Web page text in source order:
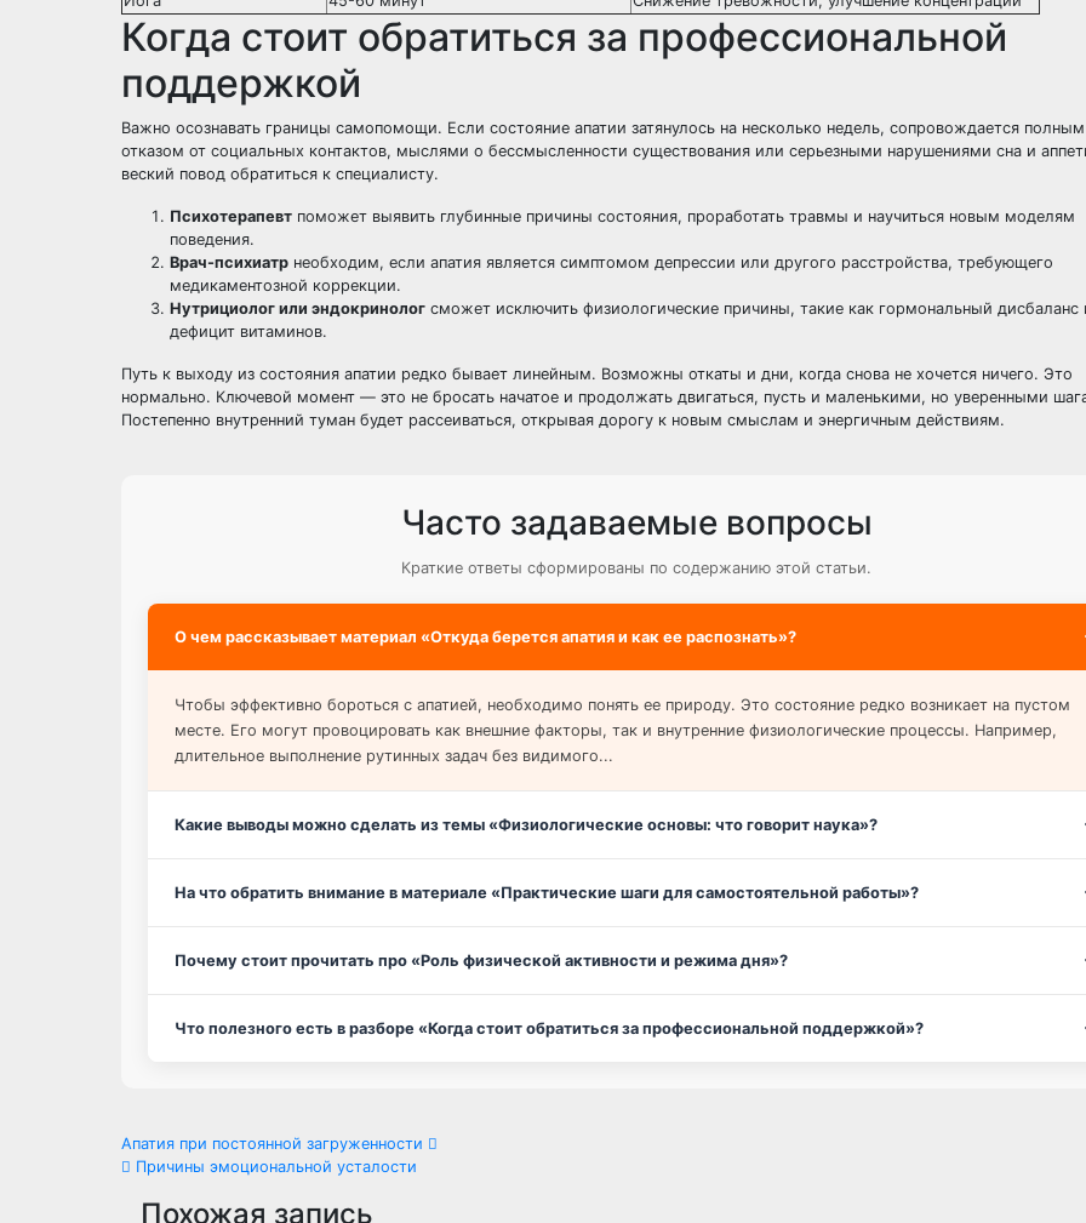
Когда стоит обратиться за профессиональной
поддержкой
Важно осознавать границы самопомощи. Если состояние апатии затянулось на несколько недель, сопровождается полным
отказом от социальных контактов, мыслями о бессмысленности существования или серьезными нарушениями сна и
веский повод обратиться к специалисту.
Психотерапевт поможет выявить глубинные причины состояния, проработать травмы и научиться новым моделям
поведения.
Врач-психиатр необходим, если апатия является симптомом депрессии или другого расстройства, требующего
медикаментозной коррекции.
Нутрициолог или эндокринолог сможет исключить физиологические причины, такие как гормональный дисбаланс
дефицит витаминов.
Путь к выходу из состояния апатии редко бывает линейным. Возможны откаты и дни, когда снова не хочется ничего. Это
нормально. Ключевой момент — это не бросать начатое и продолжать двигаться, пусть и маленькими, но уверенными
Постепенно внутренний туман будет рассеиваться, открывая дорогу к новым смыслам и энергичным действиям.
Часто задаваемые вопросы
Краткие ответы сформированы по содержанию этой статьи.
О чем рассказывает материал «Откуда берется апатия и как ее распознать»?
Чтобы эффективно бороться с апатией, необходимо понять ее природу. Это состояние редко возникает на пустом
месте. Его могут провоцировать как внешние факторы, так и внутренние физиологические процессы. Например,
длительное выполнение рутинных задач без видимого...
Какие выводы можно сделать из темы «Физиологические основы: что говорит наука»?
На что обратить внимание в материале «Практические шаги для самостоятельной работы»?
Почему стоит прочитать про «Роль физической активности и режима дня»?
Что полезного есть в разборе «Когда стоит обратиться за профессиональной поддержкой»?
Навигация
по
Апатия при постоянной загруженности
Причины эмоциональной усталости
Похожая запись